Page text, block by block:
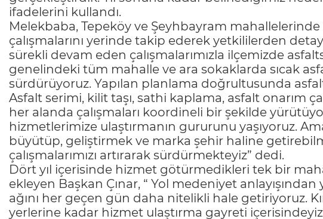
ifadelerini kullandı.
Melekbaba, Tepeköy ve Şeyhbayram
çalışmalarını yerinde takip ederek yetkililerden
sürekli devam eden çalışmalarımızla ilçemizde
genelindeki tüm mahalle ve ara sokaklarda sıcak
sürdürüyoruz. Yapılan planlama doğrultusunda
Asfalt serimi, kilit taşı, sathi kaplama, asfalt onarım
her alanda çalışmaları koordineli bir şekilde
hizmetlerimize ulaştırmanın gururunu yaşıyoruz.
büyütüp, geliştirmek ve marka şehir haline
çalışmalarımızı artırarak sürdürmekteyiz” dedi.
Dört yıl içerisinde hizmet götürmedikleri tek bir
ekleyen Başkan Çınar, “ Yol medeniyet
ağını her geçen gün daha nitelikli hale getiriyoruz.
yerlerine kadar hizmet ulaştırma gayreti